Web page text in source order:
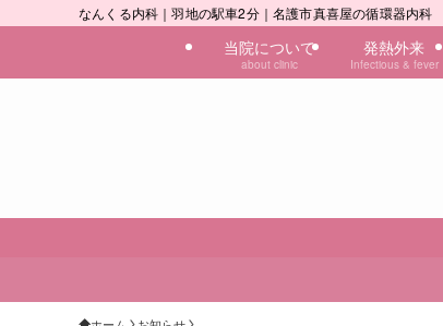
なんくる内科｜羽地の駅車2分｜名護市真喜屋の循環器内科
当院について
about clinic
発熱外来
Infectious & fever